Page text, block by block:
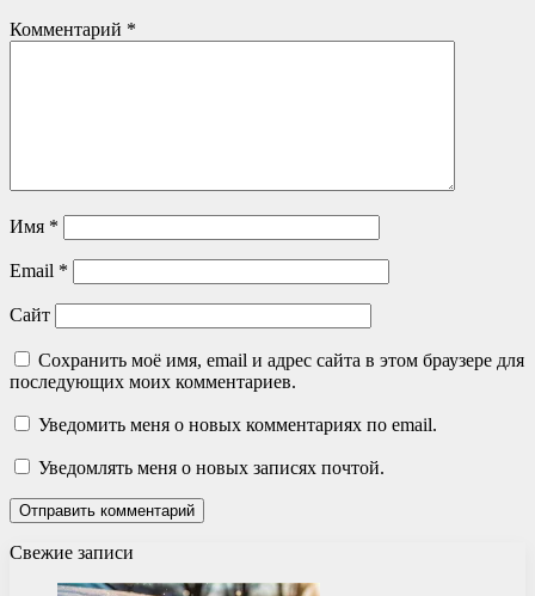
Комментарий *
Имя *
Email *
Сайт
Сохранить моё имя, email и адрес сайта в этом браузере для
последующих моих комментариев.
Уведомить меня о новых комментариях по email.
Уведомлять меня о новых записях почтой.
Свежие записи